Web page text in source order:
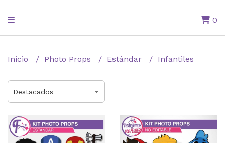
0
Inicio Photo Props Estándar Infantiles